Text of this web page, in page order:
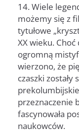
14. Wiele
możemy się z
tytułowe
XX wieku.
ogromną
wierzono, że
czaszki
przeznaczenie
fascynowała
naukowców.